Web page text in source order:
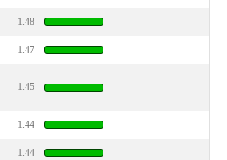
1.48
1.47
1.45
1.44
1.44